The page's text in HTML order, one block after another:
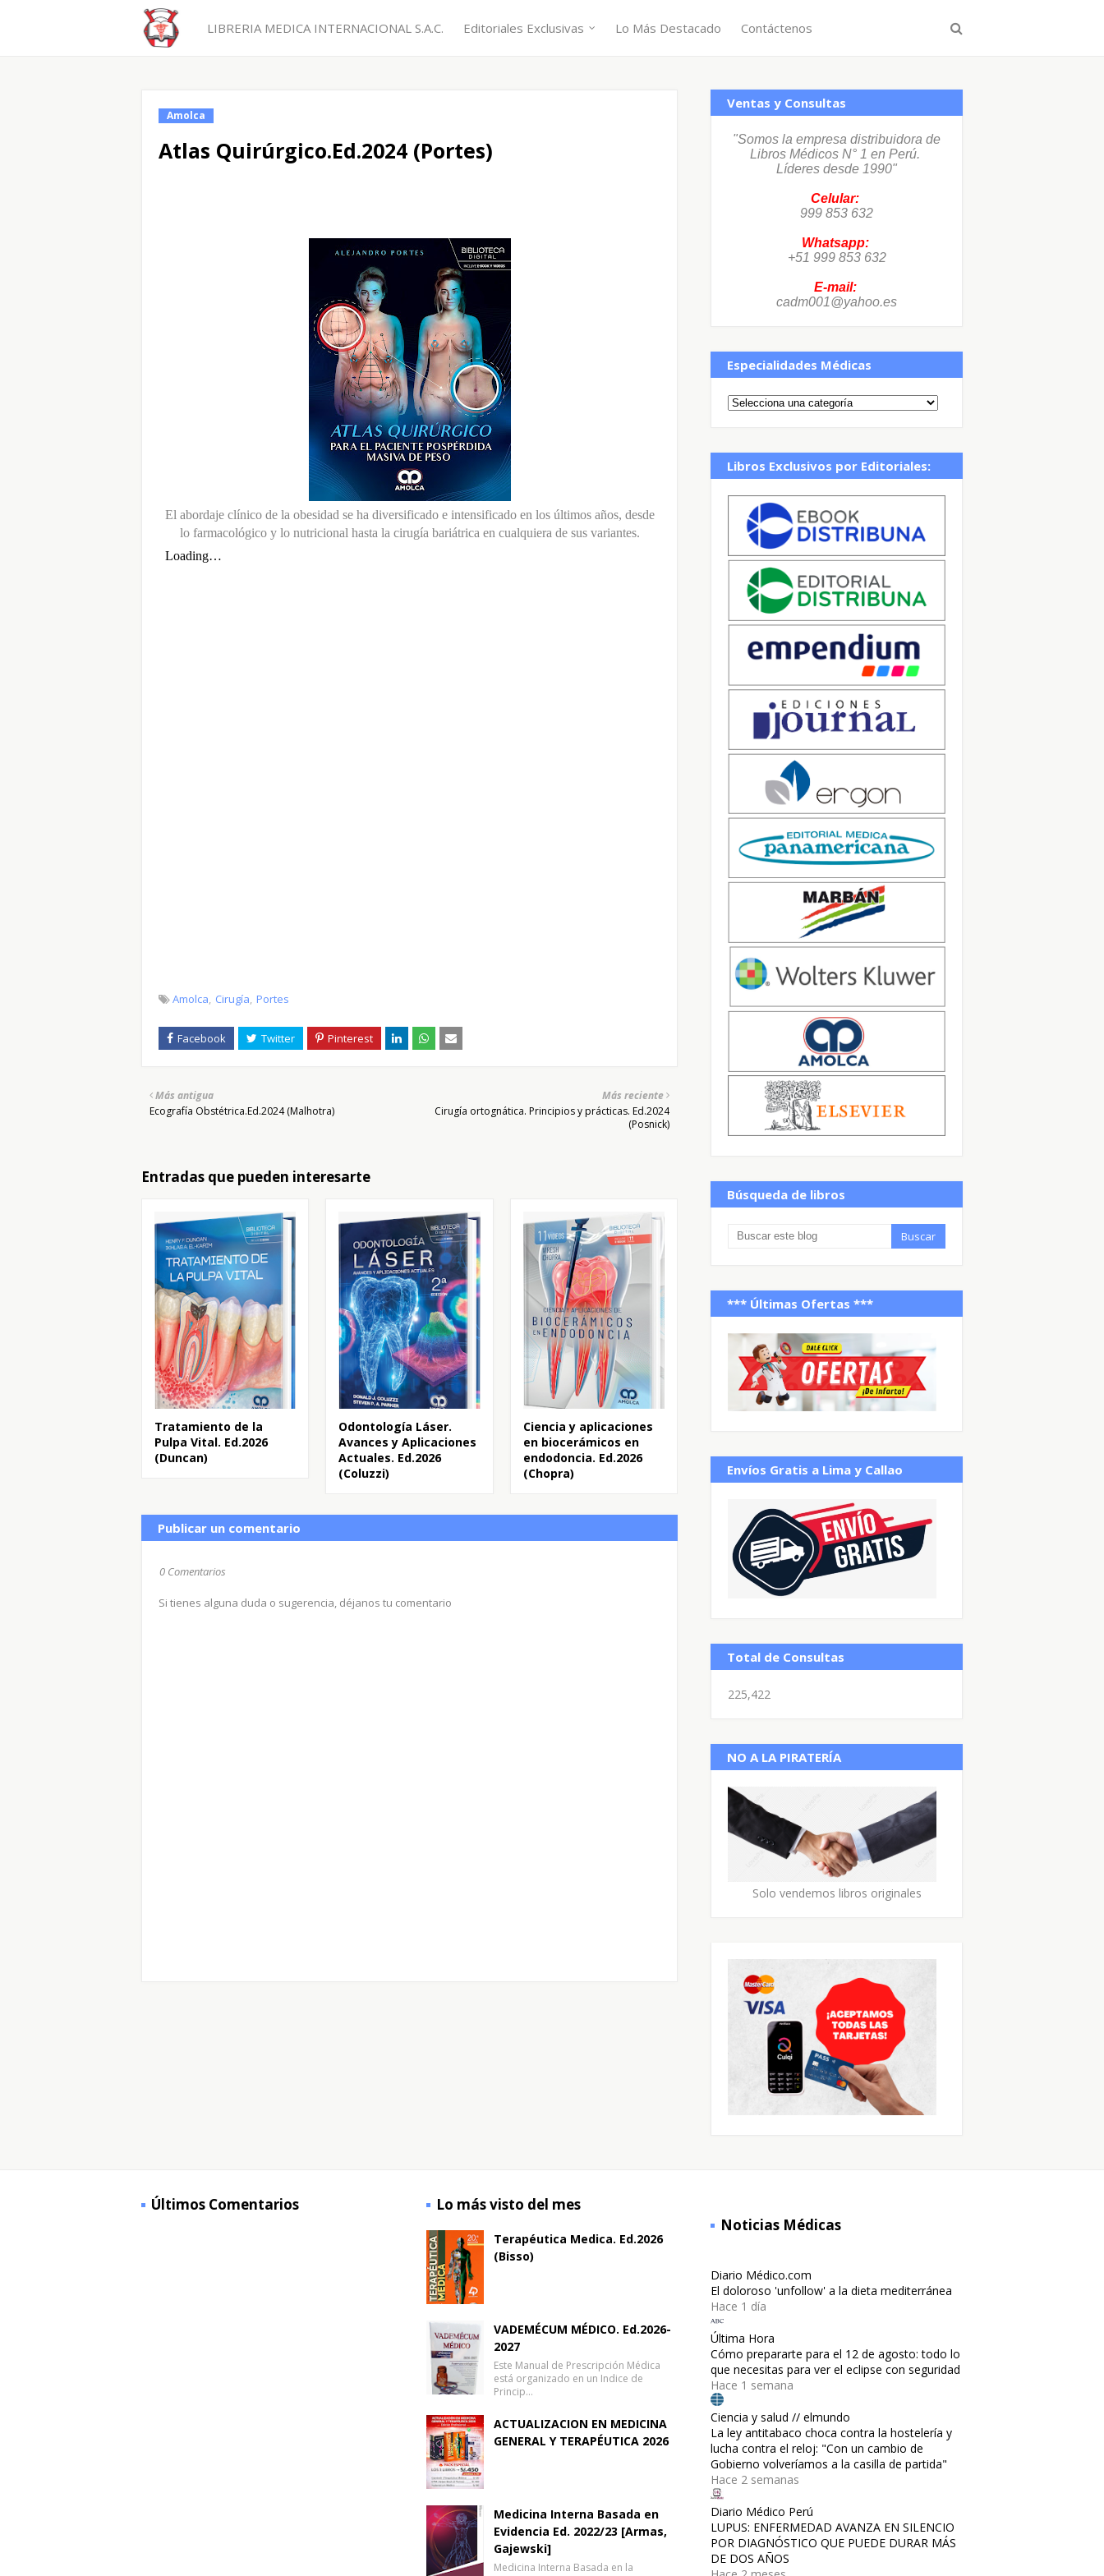
LIBRERIA MEDICA INTERNACIONAL S.A.C. Editoriales Exclusivas Lo Más Destacado Contáctenos
Amolca
Atlas Quirúrgico.Ed.2024 (Portes)
El abordaje clínico de la obesidad se ha diversificado e intensificado en los últimos años, desde
lo farmacológico y lo nutricional hasta la cirugía bariátrica en cualquiera de sus variantes.
Amolca Cirugía Portes
Más reciente
Cirugía ortognática. Principios y prácticas. Ed.2024
(Posnick)
Más antigua
Ecografía Obstétrica.Ed.2024 (Malhotra)
Entradas que pueden interesarte
Tratamiento de la
Pulpa Vital. Ed.2026
(Duncan)
Odontología Láser.
Avances y Aplicaciones
Actuales. Ed.2026
(Coluzzi)
Ciencia y aplicaciones
en biocerámicos en
endodoncia. Ed.2026
(Chopra)
Publicar un comentario
0 Comentarios
Si tienes alguna duda o sugerencia, déjanos tu comentario
Ventas y Consultas
"Somos la empresa distribuidora de
Libros Médicos N° 1 en Perú.
Líderes desde 1990"
Celular:
999 853 632
Whatsapp:
+51 999 853 632
E-mail:
cadm001@yahoo.es
Especialidades Médicas
Libros Exclusivos por Editoriales:
Búsqueda de libros
*** Últimas Ofertas ***
Envíos Gratis a Lima y Callao
Total de Consultas
225,422
NO A LA PIRATERÍA
Solo vendemos libros originales
Últimos Comentarios Lo más visto del mes
Terapéutica Medica. Ed.2026
(Bisso)
VADEMÉCUM MÉDICO. Ed.2026-
2027
Este Manual de Prescripción Médica
está organizado en un Indice de
Princip…
ACTUALIZACION EN MEDICINA
GENERAL Y TERAPÉUTICA 2026
Medicina Interna Basada en
Evidencia Ed. 2022/23 [Armas,
Gajewski]
Medicina Interna Basada en la
Noticias Médicas
Diario Médico.com
El doloroso 'unfollow' a la dieta mediterránea
Hace 1 día
Última Hora
Cómo prepararte para el 12 de agosto: todo lo
que necesitas para ver el eclipse con seguridad
Hace 1 semana
Ciencia y salud // elmundo
La ley antitabaco choca contra la hostelería y
lucha contra el reloj: "Con un cambio de
Gobierno volveríamos a la casilla de partida"
Hace 2 semanas
Diario Médico Perú
LUPUS: ENFERMEDAD AVANZA EN SILENCIO
POR DIAGNÓSTICO QUE PUEDE DURAR MÁS
DE DOS AÑOS